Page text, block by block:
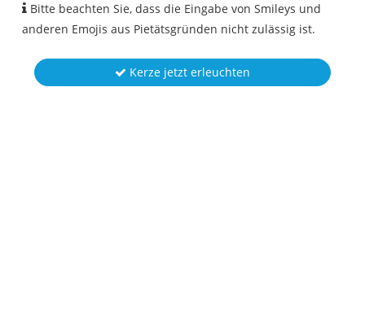
Bitte beachten Sie, dass die Eingabe von Smileys und
anderen Emojis aus Pietätsgründen nicht zulässig ist.
Kerze jetzt erleuchten